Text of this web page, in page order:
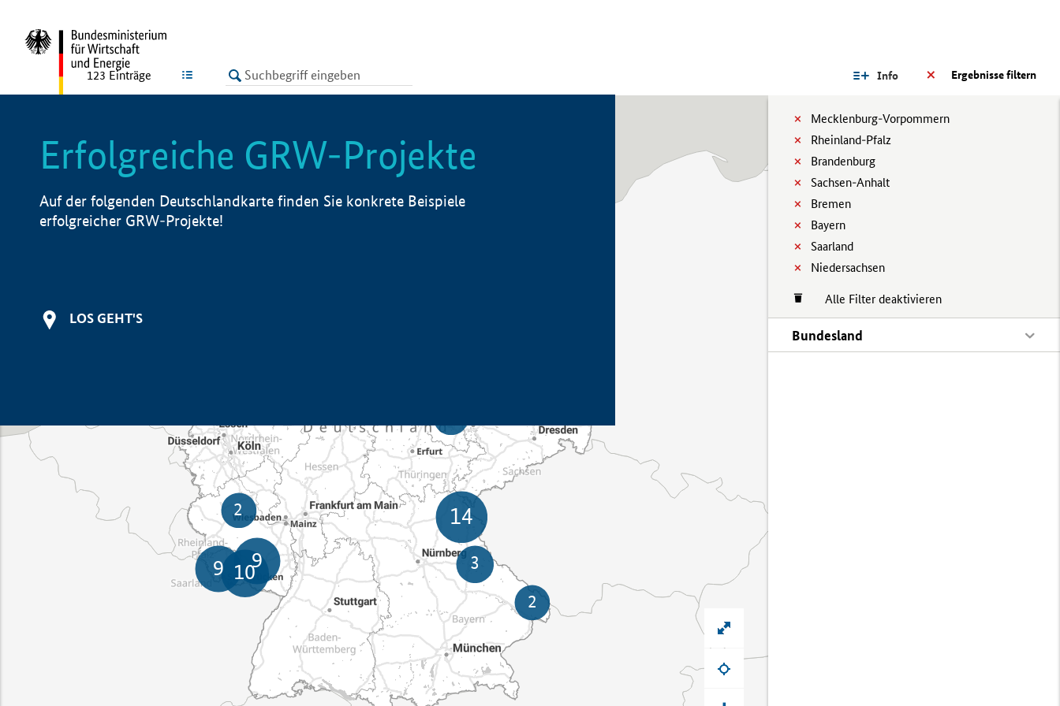
LISTE Ergebnisse filtern
Info
Mecklenburg-Vorpommern
Rheinland-Pfalz
Brandenburg
Sachsen-Anhalt
Bremen
Bayern
Saarland
Niedersachsen
Alle Filter deaktivieren
Bundesland
123 Einträge
Erfolgreiche GRW-Projekte
Auf der folgenden Deutschlandkarte finden Sie konkrete Beispiele
erfolgreicher GRW-Projekte!
LOS GEHT'S